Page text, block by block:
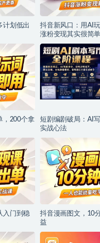
计划低出
抖音新风口：用AI
涨粉变现其实很简单
，200个拿
短剧编剧破局：AI
实战心法
入门到稳
抖音漫画图文，10
益